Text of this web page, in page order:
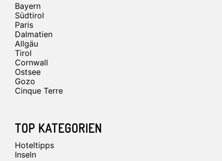
Bayern
Südtirol
Paris
Dalmatien
Allgäu
Tirol
Cornwall
Ostsee
Gozo
Cinque Terre
TOP KATEGORIEN
Hoteltipps
Inseln